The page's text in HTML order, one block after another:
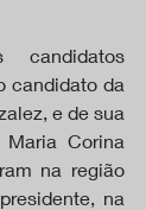
candidatos
candidato da
e de sua
Corina
na região
na